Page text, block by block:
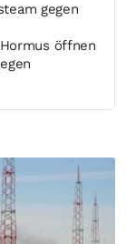
gegen
öffnen